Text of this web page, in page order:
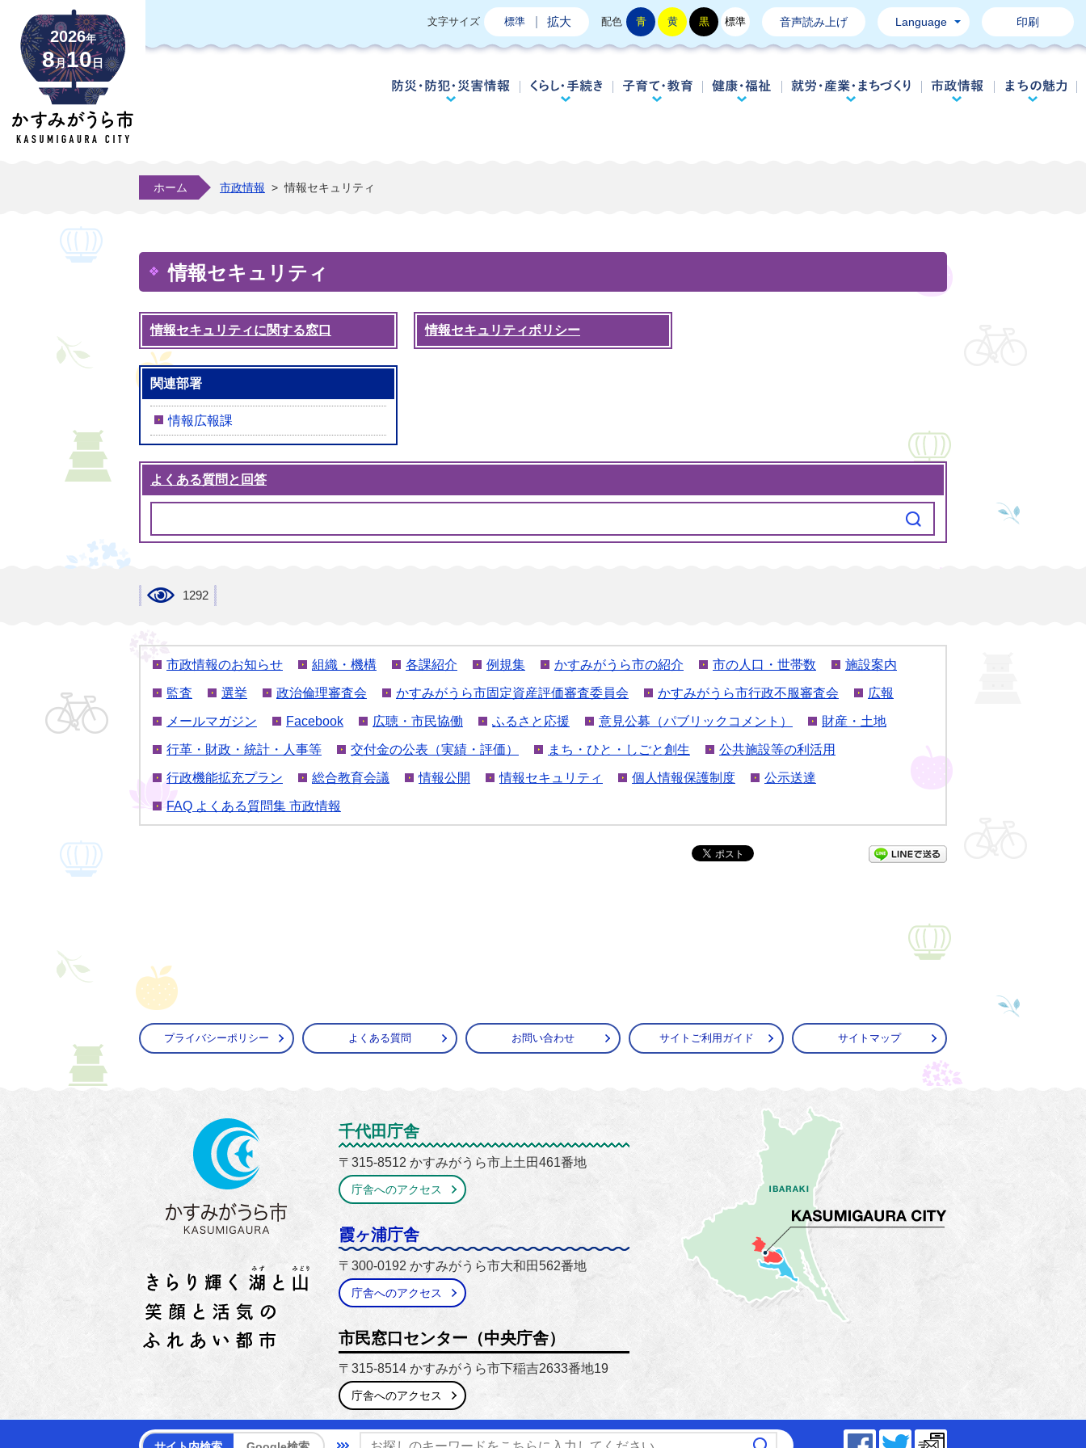
2026年
8月10日
文字サイズ 標準 拡大 配色 青 黄 黒 標準 音声読み上げ Language 印刷
FacebookTwitter
防災・防犯・災害情報くらし・手続き子育て・教育 健康・福祉 就労・産業・まちづくり
市政情報
ホーム 市政情報 > 情報セキュリティ
情報セキュリティ
情報セキュリティに関する窓口 情報セキュリティポリシー
関連部署
情報広報課
よくある質問と回答
1292
市政情報のお知らせ 組織・機構 各課紹介 例規集 かすみがうら市の紹介 市の人口・世帯数 施設案内
監査 選挙 政治倫理審査会 かすみがうら市固定資産評価審査委員会 かすみがうら市行政不服審査会 広報
メールマガジン Facebook 広聴・市民協働 ふるさと応援 意見公募（パブリックコメント） 財産・土地
行革・財政・統計・人事等 交付金の公表（実績・評価） まち・ひと・しごと創生 公共施設等の利活用
行政機能拡充プラン 総合教育会議 情報公開 情報セキュリティ 個人情報保護制度 公示送達
FAQ よくある質問集 市政情報
プライバシーポリシー よくある質問 お問い合わせ サイトご利用ガイド サイトマップ
かすみがうら市
千代田庁舎
〒315-8512 かすみがうら市上土田461番地
庁舎へのアクセス
霞ヶ浦庁舎
〒300-0192 かすみがうら市大和田562番地
庁舎へのアクセス
市民窓口センター（中央庁舎）
〒315-8514 かすみがうら市下稲吉2633番地19
庁舎へのアクセス
【電話番号】0299-59-2111 / 029-897-1111 【開庁時間】8時30分～17時15分（平日）